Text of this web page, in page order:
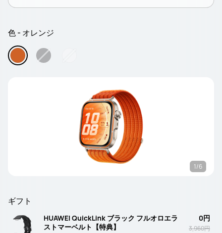
色 - オレンジ
1/6
ギフト
HUAWEI QuickLink ブラック フルオロエラ
ストマーベルト【特典】
0円
3,960円